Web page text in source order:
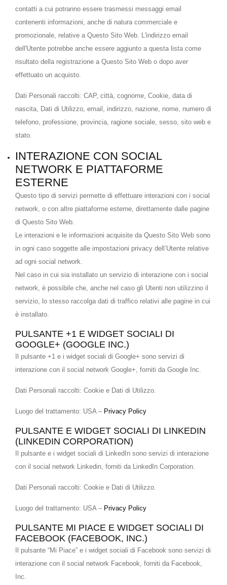
contatti a cui potranno essere trasmessi messaggi email
contenenti informazioni, anche di natura commerciale e
promozionale, relative a Questo Sito Web. L'indirizzo email
dell'Utente potrebbe anche essere aggiunto a questa lista come
risultato della registrazione a Questo Sito Web o dopo aver
effettuato un acquisto.
Dati Personali raccolti: CAP, città, cognome, Cookie, data di
nascita, Dati di Utilizzo, email, indirizzo, nazione, nome, numero di
telefono, professione, provincia, ragione sociale, sesso, sito web e
stato.
INTERAZIONE CON SOCIAL
NETWORK E PIATTAFORME
ESTERNE
Questo tipo di servizi permette di effettuare interazioni con i social
network, o con altre piattaforme esterne, direttamente dalle pagine
di Questo Sito Web.
Le interazioni e le informazioni acquisite da Questo Sito Web sono
in ogni caso soggette alle impostazioni privacy dell’Utente relative
ad ogni social network.
Nel caso in cui sia installato un servizio di interazione con i social
network, è possibile che, anche nel caso gli Utenti non utilizzino il
servizio, lo stesso raccolga dati di traffico relativi alle pagine in cui
è installato.
PULSANTE +1 E WIDGET SOCIALI DI
GOOGLE+ (GOOGLE INC.)
Il pulsante +1 e i widget sociali di Google+ sono servizi di
interazione con il social network Google+, forniti da Google Inc.
Dati Personali raccolti: Cookie e Dati di Utilizzo.
Luogo del trattamento: USA – Privacy Policy
PULSANTE E WIDGET SOCIALI DI LINKEDIN
(LINKEDIN CORPORATION)
Il pulsante e i widget sociali di LinkedIn sono servizi di interazione
con il social network Linkedin, forniti da LinkedIn Corporation.
Dati Personali raccolti: Cookie e Dati di Utilizzo.
Luogo del trattamento: USA – Privacy Policy
PULSANTE MI PIACE E WIDGET SOCIALI DI
FACEBOOK (FACEBOOK, INC.)
Il pulsante “Mi Piace” e i widget sociali di Facebook sono servizi di
interazione con il social network Facebook, forniti da Facebook,
Inc.